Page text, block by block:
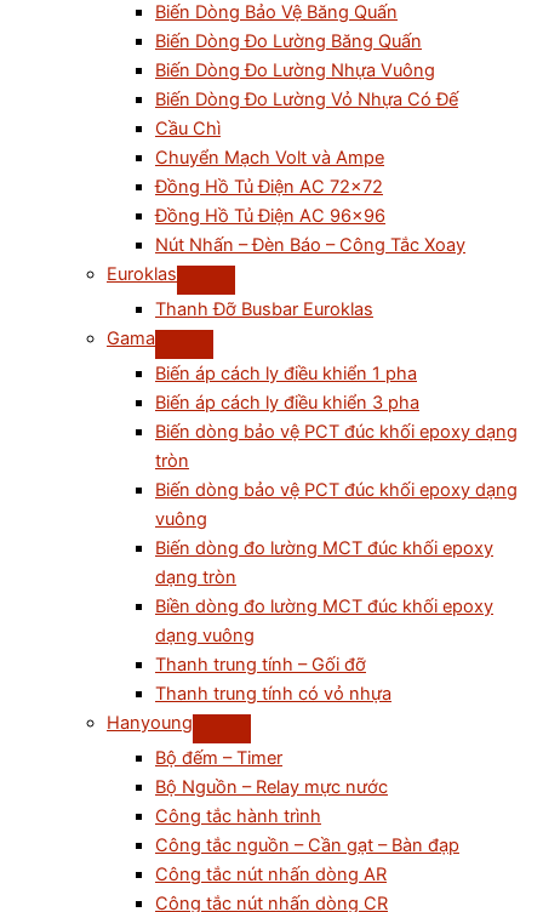
Biến Dòng Bảo Vệ Băng Quấn
Biến Dòng Đo Lường Băng Quấn
Biến Dòng Đo Lường Nhựa Vuông
Biến Dòng Đo Lường Vỏ Nhựa Có Đế
Cầu Chì
Chuyển Mạch Volt và Ampe
Đồng Hồ Tủ Điện AC 72×72
Đồng Hồ Tủ Điện AC 96×96
Nút Nhấn – Đèn Báo – Công Tắc Xoay
Euroklas
Thanh Đỡ Busbar Euroklas
Gama
Biến áp cách ly điều khiển 1 pha
Biến áp cách ly điều khiển 3 pha
Biến dòng bảo vệ PCT đúc khối epoxy dạng
tròn
Biến dòng bảo vệ PCT đúc khối epoxy dạng
vuông
Biến dòng đo lường MCT đúc khối epoxy
dạng tròn
Biền dòng đo lường MCT đúc khối epoxy
dạng vuông
Thanh trung tính – Gối đỡ
Thanh trung tính có vỏ nhựa
Hanyoung
Bộ đếm – Timer
Bộ Nguồn – Relay mực nước
Công tắc hành trình
Công tắc nguồn – Cần gạt – Bàn đạp
Công tắc nút nhấn dòng AR
Công tắc nút nhấn dòng CR